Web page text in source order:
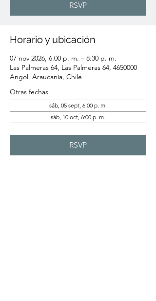
RSVP
Horario y ubicación
07 nov 2026, 6:00 p. m. – 8:30 p. m.
Las Palmeras 64, Las Palmeras 64, 4650000
Angol, Araucanía, Chile
Otras fechas
sáb, 05 sept, 6:00 p. m.
sáb, 10 oct, 6:00 p. m.
RSVP